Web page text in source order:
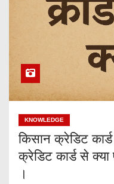
KNOWLEDGE
किसान क्रेडिट
क्रेडिट कार्ड से क्या
।